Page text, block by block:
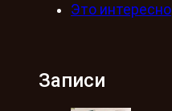
Это интересно
Записи